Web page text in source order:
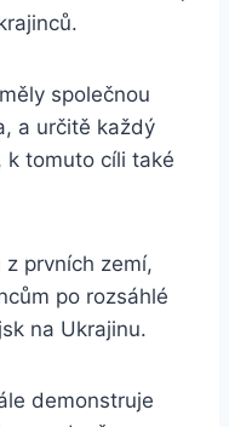
společnou
a určitě každý
k tomuto cíli také
prvních zemí,
po rozsáhlé
na Ukrajinu.
demonstruje